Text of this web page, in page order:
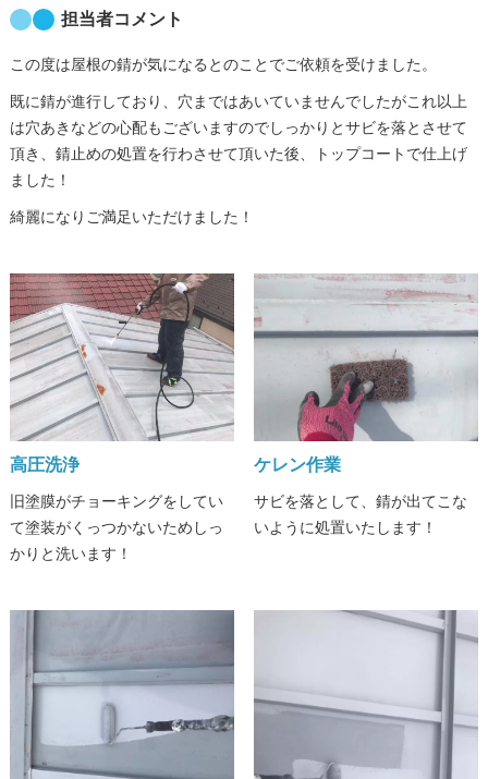
担当者コメント
この度は屋根の錆が気になるとのことでご依頼を受けました。
既に錆が進行しており、穴まではあいていませんでしたがこれ以上
は穴あきなどの心配もございますのでしっかりとサビを落とさせて
頂き、錆止めの処置を行わさせて頂いた後、トップコートで仕上げ
ました！
綺麗になりご満足いただけました！
高圧洗浄
旧塗膜がチョーキングをしてい
て塗装がくっつかないためしっ
かりと洗います！
ケレン作業
サビを落として、錆が出てこな
いように処置いたします！